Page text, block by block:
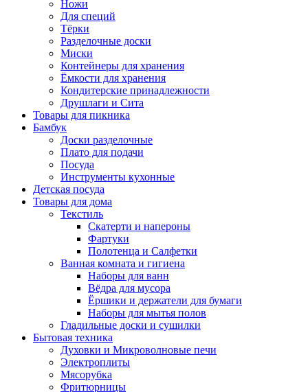
Ножи
Для специй
Тёрки
Разделочные доски
Миски
Контейнеры для хранения
Ёмкости для хранения
Кондитерские принадлежности
Друшлаги и Сита
Товары для пикника
Бамбук
Доски разделочные
Плато для подачи
Посуда
Инструменты кухонные
Детская посуда
Товары для дома
Текстиль
Скатерти и напероны
Фартуки
Полотенца и Салфетки
Ванная комната и гигиена
Наборы для ванн
Вёдра для мусора
Ёршики и держатели для бумаги
Наборы для мытья полов
Гладильные доски и сушилки
Бытовая техника
Духовки и Микроволновые печи
Электроплиты
Мясорубка
Фритюрницы